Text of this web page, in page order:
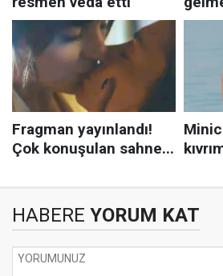
HABERE YORUM KAT